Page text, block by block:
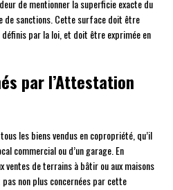
de mentionner la superficie exacte du
de sanctions. Cette surface doit être
par la loi, et doit être exprimée en
par l’Attestation
les biens vendus en copropriété, qu’il
commercial ou d’un garage. En
ventes de terrains à bâtir ou aux maisons
non plus concernées par cette